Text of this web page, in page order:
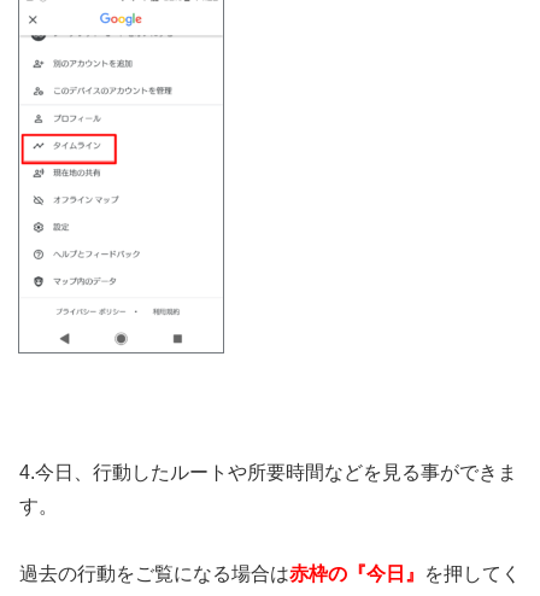
4.今日、行動したルートや所要時間などを見る事ができま
す。
過去の行動をご覧になる場合は赤枠の『今日』
を押してく